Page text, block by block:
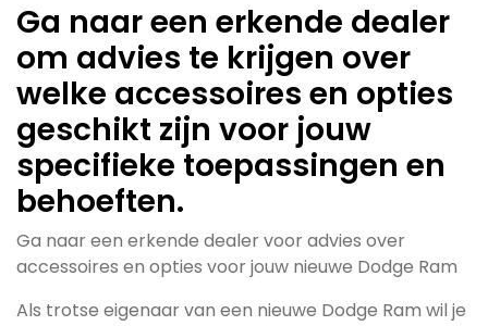
Ga naar een erkende dealer
om advies te krijgen over
welke accessoires en opties
geschikt zijn voor jouw
specifieke toepassingen en
behoeften.
Ga naar een erkende dealer voor advies over
accessoires en opties voor jouw nieuwe Dodge Ram
Als trotse eigenaar van een nieuwe Dodge Ram wil je